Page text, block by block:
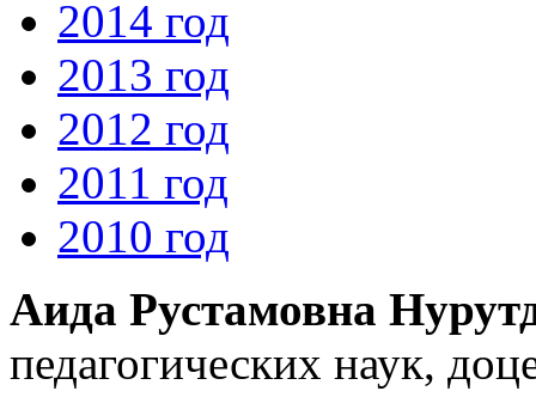
2014 год
2013 год
2012 год
2011 год
2010 год
Аида Рустамовна
педагогических наук,